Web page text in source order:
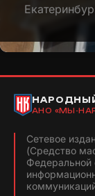
АНО «МЫ-
Сетевое
(Средство
Федеральной